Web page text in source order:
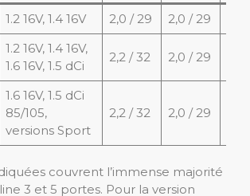
1.2 16V, 1.4 16V 2,0 / 29 2,0 / 29
1.2 16V, 1.4 16V,
1.6 16V, 1.5 dCi
2,2 / 32 2,0 / 29
1.6 16V, 1.5 dCi
85/105,
versions Sport
2,2 / 32 2,0 / 29
couvrent l’immense majorité
3 et 5 portes. Pour la version